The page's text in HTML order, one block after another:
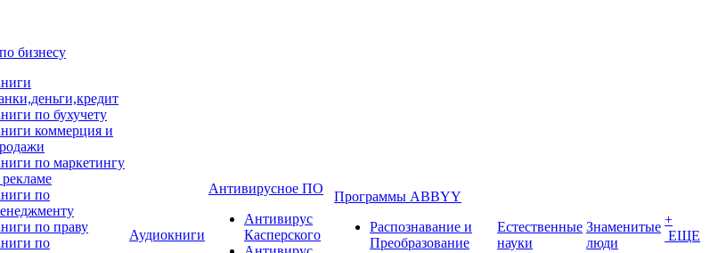
бизнесу
по бухучету
коммерция и
по маркетингу
по
по праву
по
Аудиокниги
Антивирусное ПО
Антивирус
Касперского
Программы ABBYY
Распознавание и
Преобразование
Естественные
науки
Знаменитые
люди
+
ЕЩЕ